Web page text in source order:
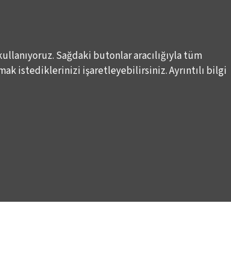
Sağdaki butonlar aracılığıyla tüm
istediklerinizi işaretleyebilirsiniz. Ayrıntılı bilgi